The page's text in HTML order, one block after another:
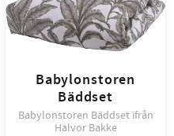
Babylonstoren
Bäddset
Babylonstoren Bäddset ifrån
Halvor Bakke